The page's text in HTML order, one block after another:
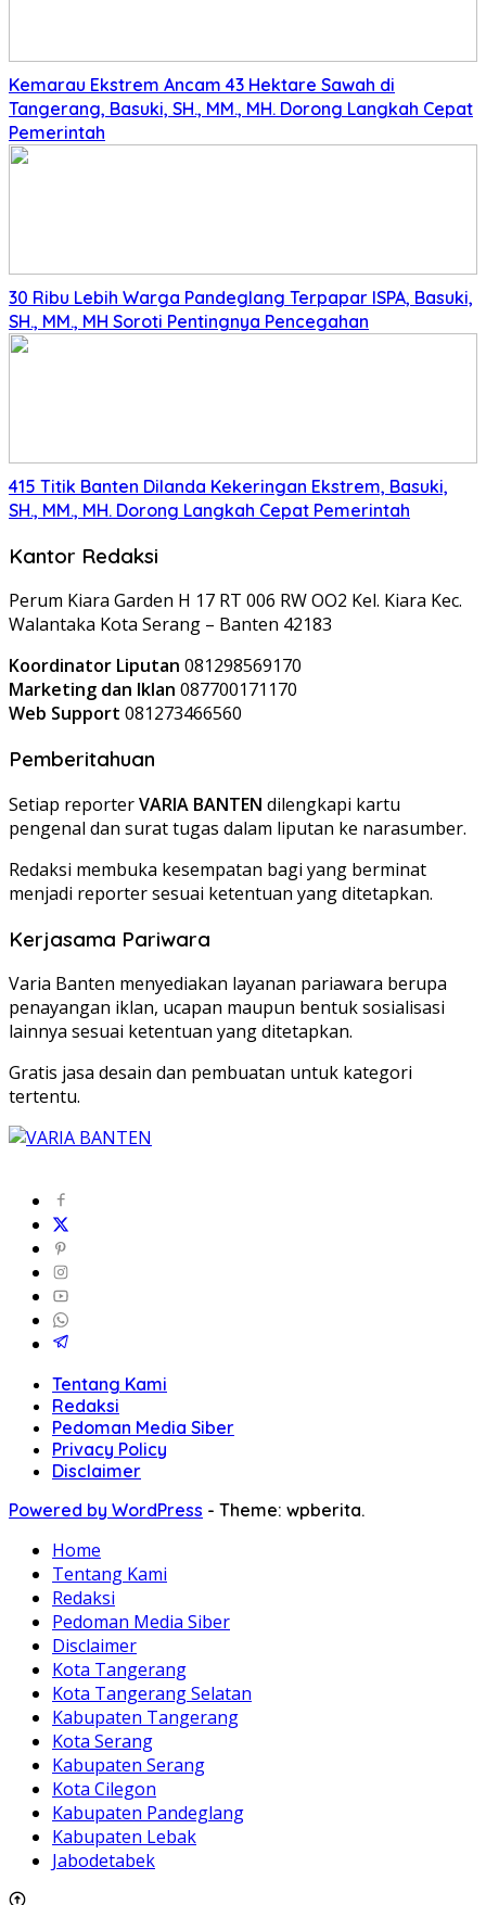
Kemarau Ekstrem Ancam 43 Hektare Sawah di
Tangerang, Basuki, SH., MM., MH. Dorong Langkah Cepat
Pemerintah
30 Ribu Lebih Warga Pandeglang Terpapar ISPA, Basuki,
SH., MM., MH Soroti Pentingnya Pencegahan
415 Titik Banten Dilanda Kekeringan Ekstrem, Basuki,
SH., MM., MH. Dorong Langkah Cepat Pemerintah
Kantor Redaksi
Perum Kiara Garden H 17 RT 006 RW OO2 Kel. Kiara Kec.
Walantaka Kota Serang – Banten 42183
Koordinator Liputan 081298569170
Marketing dan Iklan 087700171170
Web Support 081273466560
Pemberitahuan
Setiap reporterVARIA BANTEN dilengkapi kartu
pengenal dan surat tugas dalam liputan ke narasumber.
Redaksi membuka kesempatan bagi yang berminat
menjadi reporter sesuai ketentuan yang ditetapkan.
Kerjasama Pariwara
Varia Banten menyediakan layanan pariawara berupa
penayangan iklan, ucapan maupun bentuk sosialisasi
lainnya sesuai ketentuan yang ditetapkan.
Gratis jasa desain dan pembuatan untuk kategori
tertentu.
Tentang Kami
Redaksi
Pedoman Media Siber
Privacy Policy
Disclaimer
Powered by WordPress - Theme: wpberita.
Home
Tentang Kami
Redaksi
Pedoman Media Siber
Disclaimer
Kota Tangerang
Kota Tangerang Selatan
Kabupaten Tangerang
Kota Serang
Kabupaten Serang
Kota Cilegon
Kabupaten Pandeglang
Kabupaten Lebak
Jabodetabek